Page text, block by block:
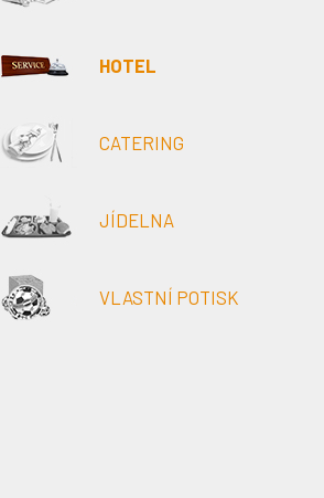
HOTEL
CATERING
JÍDELNA
VLASTNÍ POTISK